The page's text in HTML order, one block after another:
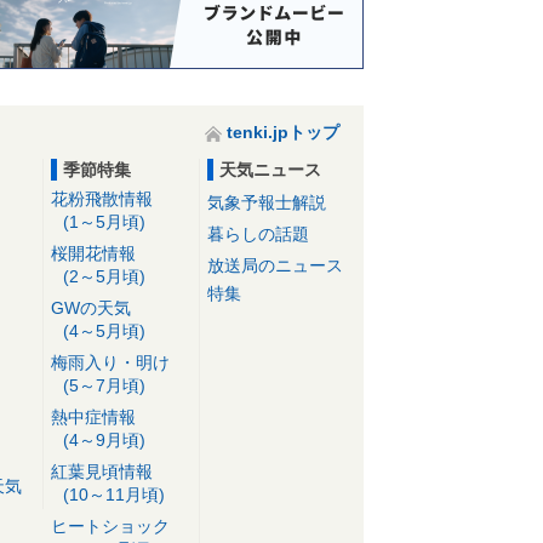
tenki.jpトップ
気
季節特集
花粉飛散情報
(1～5月頃)
桜開花情報
(2～5月頃)
GWの天気
(4～5月頃)
梅雨入り・明け
(5～7月頃)
熱中症情報
(4～9月頃)
紅葉見頃情報
(10～11月頃)
ヒートショック
天気ニュース
気象予報士解説
暮らしの話題
放送局のニュース
特集